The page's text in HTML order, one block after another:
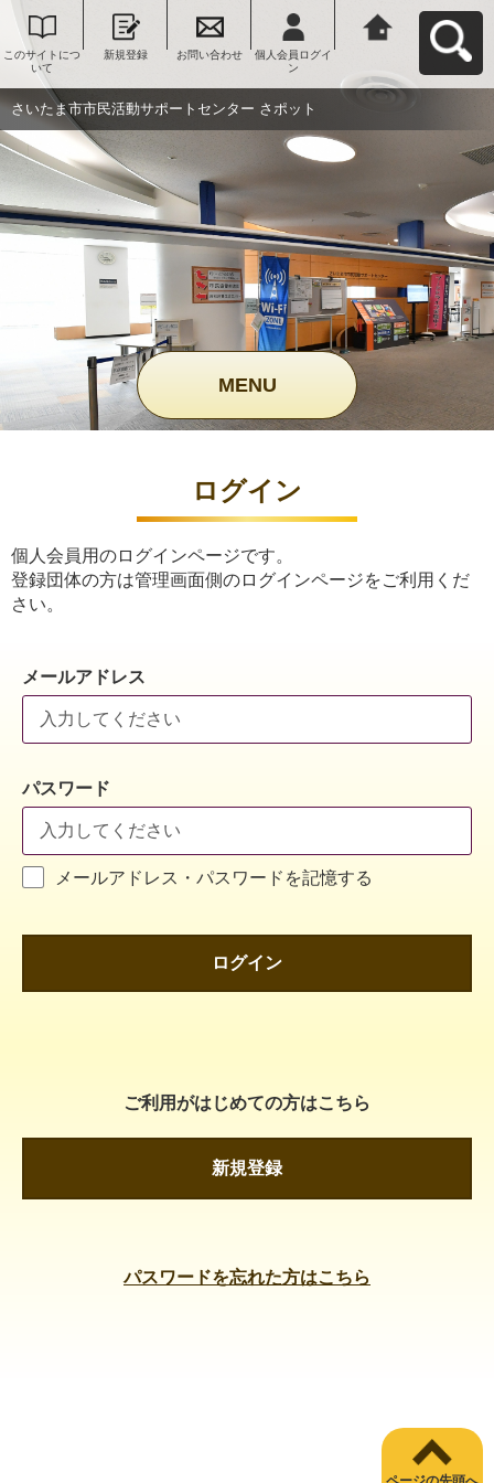
このサイトにつ
いて
新規登録 お問い合わせ
個人会員ログイ
ン
ンター さポット
へ戻る
さいたま市市民活動サポートセンター さポット
MENU
ログイン
個人会員用のログインページです。
登録団体の方は管理画面側のログインページをご利用くだ
さい。
メールアドレス
パスワード
メールアドレス・パスワードを記憶する
ログイン
ご利用がはじめての方はこちら
新規登録
パスワードを忘れた方はこちら